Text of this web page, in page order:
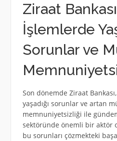
Ziraat
İşlemlerde
Sorunlar ve
Son dönemde Ziraat
yaşadığı sorunlar ve artan
memnuniyetsizliği ile
sektöründe önemli bir aktör
bu sorunları çözmekteki